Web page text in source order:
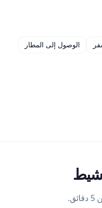
الوصول إلى المطار